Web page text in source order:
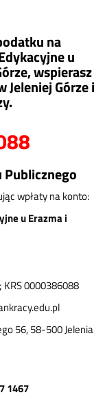
na
u
wspierasz
Górze i
Publicznego
wpłaty na konto:
u Erazma i
0000386088
56, 58-500 Jelenia
1467